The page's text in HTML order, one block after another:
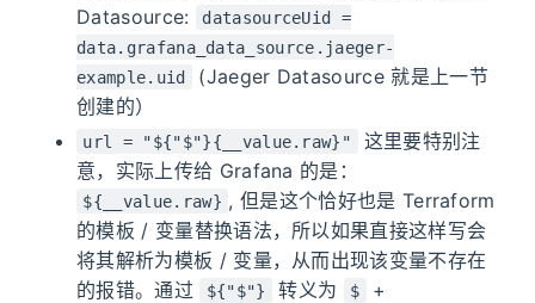
Datasource:
datasourceUid =
data.grafana_data_source.jaeger-
example.uid
(Jaeger Datasource 就是上一节
创建的）
url = "${"$"}{__value.raw}"
这里要特别注
意，实际上传给 Grafana 的是：
${__value.raw} , 但是这个恰好也是 Terraform
的模板 / 变量替换语法，所以如果直接这样写会
将其解析为模板 / 变量，从而出现该变量不存在
的报错。通过
${"$"} 转义为 $ +